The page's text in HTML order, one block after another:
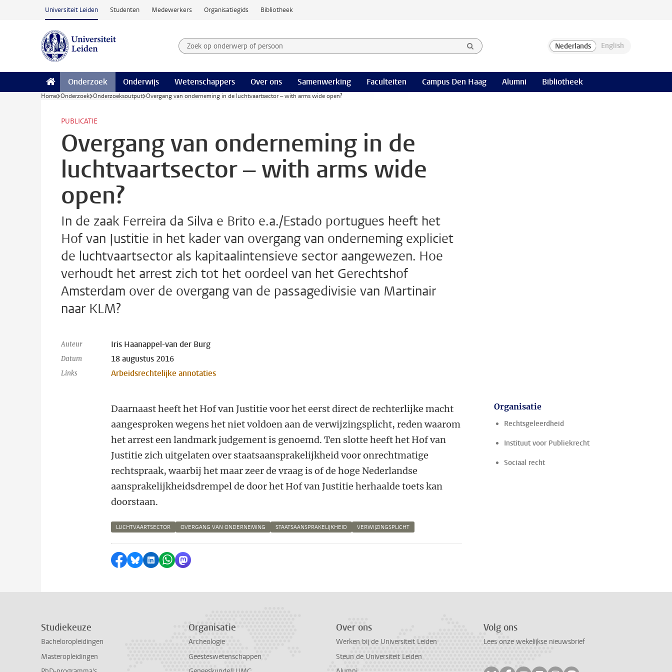
Ga naar hoofdinhoud
Universiteit Leiden Studenten Medewerkers Organisatiegids Bibliotheek
Zoek op onderwerp of persoon en selecteer categorie
Zoekterm
Onderzoek Onderwijs Wetenschappers Over ons Samenwerking Faculteiten Campus Den Haag Alumni Bibliotheek
Home Onderzoek Onderzoeksoutput Overgang van onderneming in de luchtvaartsector – with arms wide open?
PUBLICATIE
Overgang van onderneming in de
luchtvaartsector – with arms wide
open?
In de zaak Ferreira da Silva e Brito e.a./Estado portugues heeft het
Hof van Justitie in het kader van overgang van onderneming expliciet
de luchtvaartsector als kapitaalintensieve sector aangewezen. Hoe
verhoudt het arrest zich tot het oordeel van het Gerechtshof
Amsterdam over de overgang van de passagedivisie van Martinair
naar KLM?
Auteur Iris Haanappel-van der Burg
Datum 18 augustus 2016
Links Arbeidsrechtelijke annotaties
Daarnaast heeft het Hof van Justitie voor het eerst direct de rechterlijke macht
aangesproken wegens het niet voldoen aan de verwijzingsplicht, reden waarom
het arrest een landmark judgement is genoemd. Ten slotte heeft het Hof van
Justitie zich uitgelaten over staatsaansprakelijkheid voor onrechtmatige
rechtspraak, waarbij het maar zeer de vraag is of de hoge Nederlandse
aansprakelijkheidsdrempel de door het Hof van Justitie herhaalde toets kan
doorstaan.
LUCHTVAARTSECTOR OVERGANG VAN ONDERNEMING STAATSAANSPRAKELIJKHEID VERWIJZINGSPLICHT
Delen op Facebook
Delen via Bluesky
Delen op LinkedIn
Delen via WhatsApp
Delen via Mastodon
Organisatie
Rechtsgeleerdheid
Instituut voor Publiekrecht
Sociaal recht
Studiekeuze
Bacheloropleidingen
Masteropleidingen
Organisatie
Archeologie
Geesteswetenschappen
Over ons
Werken bij de Universiteit Leiden
Steun de Universiteit Leiden
Volg ons
Lees onze wekelijkse nieuwsbrief